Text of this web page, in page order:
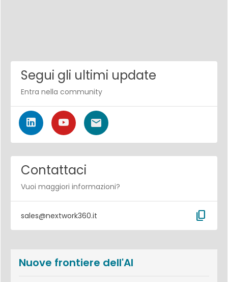
Segui gli ultimi update
Entra nella community
Contattaci
Vuoi maggiori informazioni?
sales@nextwork360.it content_copy
Nuove frontiere dell'AI